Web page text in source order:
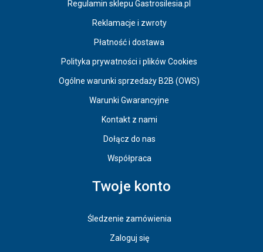
Regulamin sklepu Gastrosilesia.pl
Reklamacje i zwroty
Płatność i dostawa
Polityka prywatności i plików Cookies
Ogólne warunki sprzedaży B2B (OWS)
Warunki Gwarancyjne
Kontakt z nami
Dołącz do nas
Współpraca
Twoje konto
Śledzenie zamówienia
Zaloguj się